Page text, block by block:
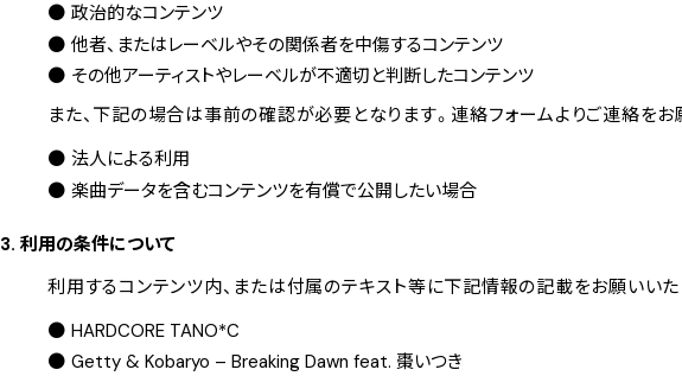
政治的なコンテンツ
他者、またはレーベルやその関係者を中傷するコンテンツ
その他アーティストやレーベルが不適切と判断したコンテンツ
また、下記の場合は事前の確認が必要となります。連絡フォームよりご連絡をお
法人による利用
楽曲データを含むコンテンツを有償で公開したい場合
3. 利用の条件について
利用するコンテンツ内、または付属のテキスト等に下記情報の記載をお願いいた
HARDCORE TANO*C
Getty & Kobaryo – Breaking Dawn feat. 棗いつき